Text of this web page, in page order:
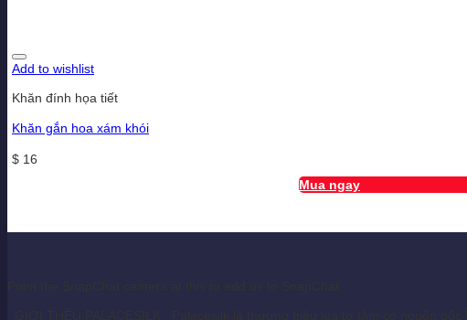
Add to wishlist
Khăn đính họa tiết
Khăn gắn hoa xám khói
$ 16
Mua ngay